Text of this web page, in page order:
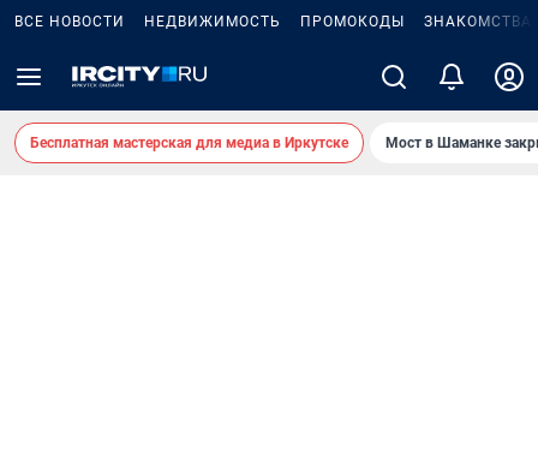
ВСЕ НОВОСТИ НЕДВИЖИМОСТЬ ПРОМОКОДЫ ЗНАКОМСТВА
Бесплатная мастерская для медиа в Иркутске Мост в Шаманке